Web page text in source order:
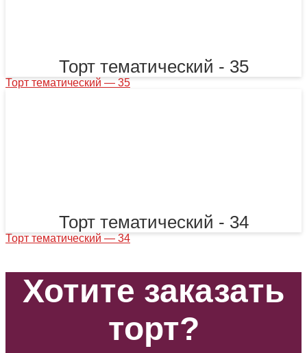
Торт тематический - 35
Торт тематический — 35
Торт тематический - 34
Торт тематический — 34
Хотите заказать
торт?